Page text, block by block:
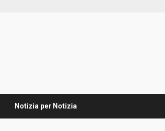
Notizia per Notizia